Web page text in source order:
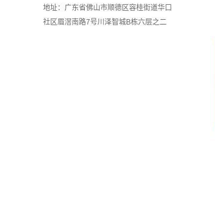
地址：广东省佛山市顺德区容桂街道华口
社区眉滘南路7号川泽智城B栋六层之二